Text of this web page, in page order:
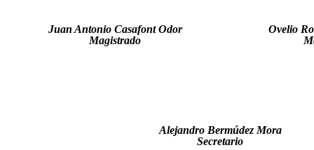
Juan Antonio Casafont Odor
Magistrado
Ovelio
Alejandro Bermúdez Mora
Secretario